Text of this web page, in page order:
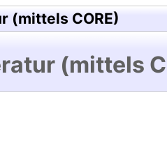
(mittels CORE)
(mittels